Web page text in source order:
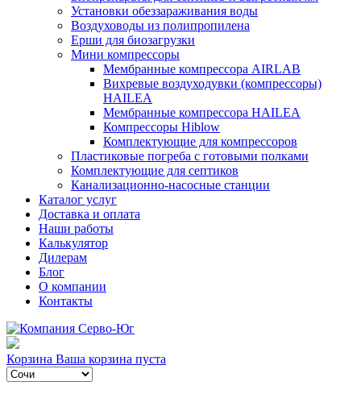
Установки обеззараживания воды
Воздуховоды из полипропилена
Ерши для биозагрузки
Мини компрессоры
Мембранные компрессора AIRLAB
Вихревые воздуходувки (компрессоры)
HAILEA
Мембранные компрессора HAILEA
Компрессоры Hiblow
Комплектующие для компрессоров
Пластиковые погреба с готовыми полками
Комплектующие для септиков
Канализационно-насосные станции
Каталог услуг
Доставка и оплата
Наши работы
Калькулятор
Дилерам
Блог
О компании
Контакты
Корзина Ваша корзина пуста